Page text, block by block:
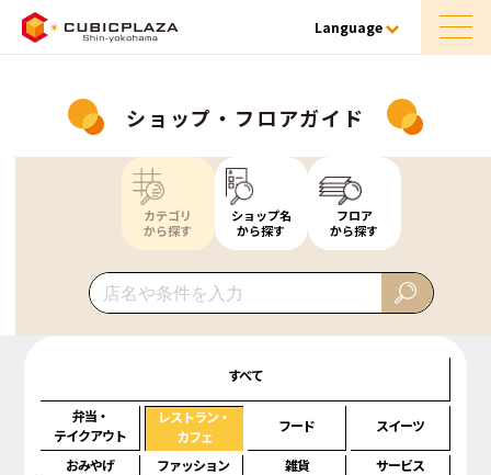
Language
ショップ・フロアガイド
カテゴリ
から探す
ショップ名
から探す
フロア
から探す
すべて
弁当・
テイクアウト
レストラン・
カフェ
フード スイーツ
おみやげ ファッション 雑貨
サービス